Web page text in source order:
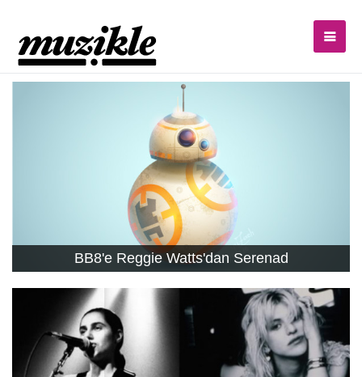
BB8'e Reggie Watts'dan Serenad